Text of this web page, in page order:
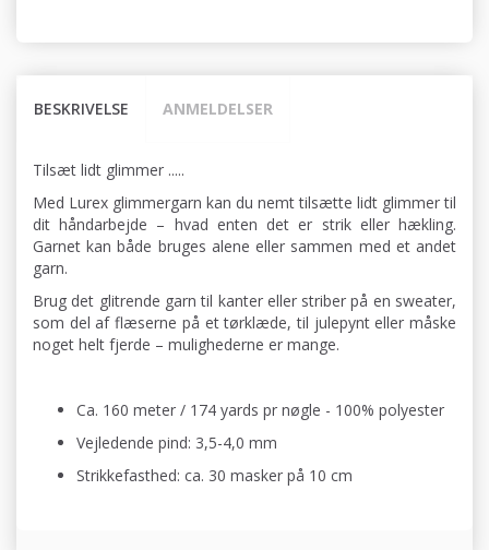
BESKRIVELSE ANMELDELSER
Tilsæt lidt glimmer .....
Med Lurex glimmergarn kan du nemt tilsætte lidt glimmer til
dit håndarbejde – hvad enten det er strik eller hækling.
Garnet kan både bruges alene eller sammen med et andet
garn.
Brug det glitrende garn til kanter eller striber på en sweater,
som del af flæserne på et tørklæde, til julepynt eller måske
noget helt fjerde – mulighederne er mange.
Ca. 160 meter / 174 yards pr nøgle - 100% polyester
Vejledende pind: 3,5-4,0 mm
Strikkefasthed: ca. 30 masker på 10 cm